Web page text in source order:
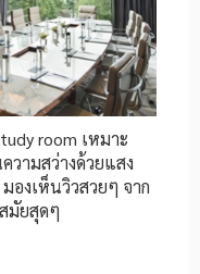
room เหมาะ
วามสว่างด้วยแสง
องเห็นวิวสวยๆ จาก
มัยสุดๆ